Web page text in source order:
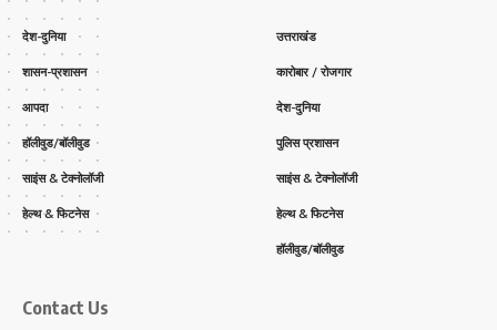
देश-दुनिया
शासन-प्रशासन
आपदा
हॉलीवुड/बॉलीवुड
साइंस & टेक्नोलॉजी
हेल्थ & फिटनेस
उत्तराखंड
कारोबार / रोजगार
देश-दुनिया
पुलिस प्रशासन
साइंस & टेक्नोलॉजी
हेल्थ & फिटनेस
हॉलीवुड/बॉलीवुड
Contact Us